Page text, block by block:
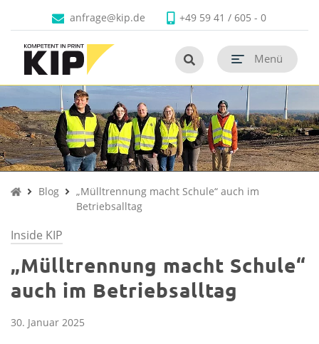
öffnen
öffnen
öffnen
öffnen
öffnen
Untermenü schließen
Faltschachteln
Untermenü
Untermenü
Untermenü
Untermenü schließen
Produkte
Untermenü
Untermenü
Untermenü
Untermenü schließen
Branchen
Untermenü schließen
Unternehmen
Untermenü schließen
Kontaktanfrage@kip.de +49 59 41 / 605 - 0
Menü
Blog
„Mülltrennung macht Schule“ auch im
Betriebsalltag
Inside KIP
„Mülltrennung macht Schule“
auch im Betriebsalltag
30. Januar 2025